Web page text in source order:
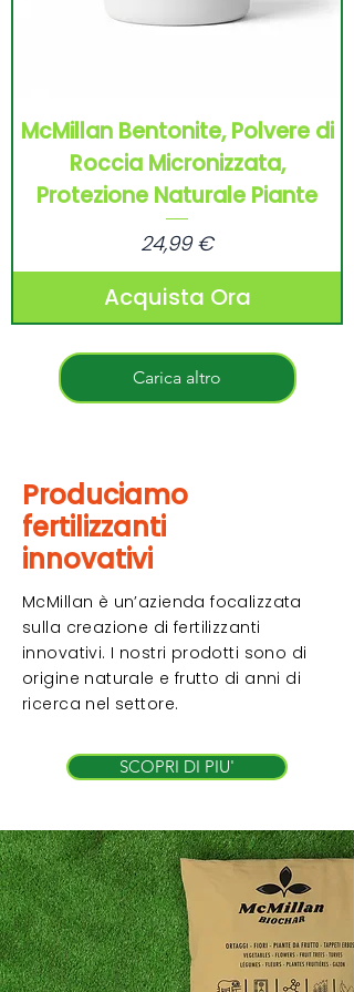
McMillan Bentonite, Polvere di
Roccia Micronizzata,
Protezione Naturale Piante
Prezzo
24,99 €
Acquista Ora
Carica altro
Produciamo
fertilizzanti
innovativi
McMillan è un’azienda focalizzata
sulla creazione di fertilizzanti
innovativi. I nostri prodotti sono di
origine naturale e frutto di anni di
ricerca nel settore.
SCOPRI DI PIU'